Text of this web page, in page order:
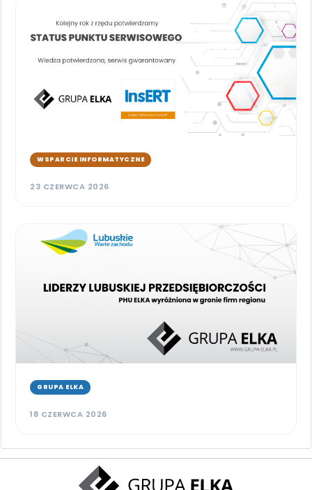
WSPARCIE INFORMATYCZNE
23 CZERWCA 2026
GRUPA ELKA
18 CZERWCA 2026